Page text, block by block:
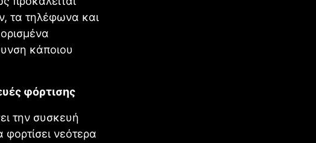
τα τηλέφωνα και
κάποιου
φόρτισης
την συσκευή
νεότερα